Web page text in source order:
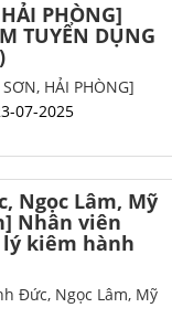
PHÒNG]
TUYỂN DỤNG
HẢI PHÒNG]
07-2025
Ngọc Lâm, Mỹ
Nhân viên
kiêm hành
Đức, Ngọc Lâm, Mỹ